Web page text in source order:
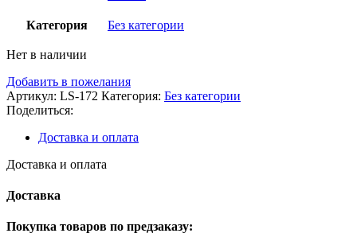
Категория Без категории
Нет в наличии
Добавить в пожелания
Артикул: LS-172 Категория: Без категории
Поделиться:
Доставка и оплата
Доставка и оплата
Доставка
Покупка товаров по предзаказу: